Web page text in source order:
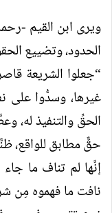
ويرى ابن القيم -
الحدود، وتضييع
“جعلوا الشريعة
غيرها، وسدُّوا
الحقِّ والتنفيذ له،
حقٌّ مطابق للواقع،
إنَّها لم تناف ما
نافت ما فهموه مِن